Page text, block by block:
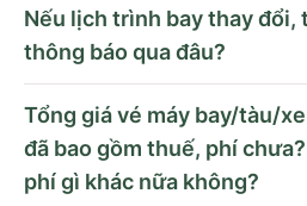
Nếu lịch trình bay thay đổi,
thông báo qua đâu?
Tổng giá vé máy bay/tàu/
đã bao gồm thuế, phí
phí gì khác nữa không?